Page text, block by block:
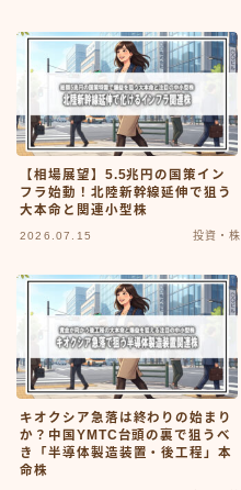
【相場展望】5.5兆円の国策イン
フラ始動！北陸新幹線延伸で狙う
大本命と関連小型株
2026.07.15 投資・株
キオクシア急落は終わりの始まり
か？中国YMTC台頭の裏で狙うべ
き「半導体製造装置・後工程」本
命株